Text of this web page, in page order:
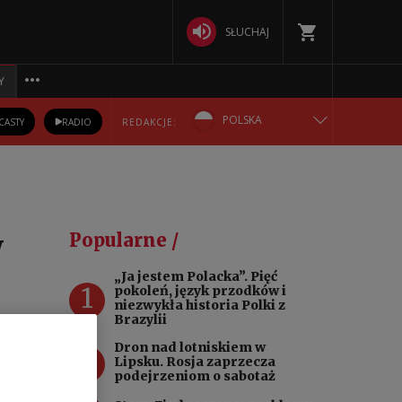
SŁUCHAJ
RADIO REDAKCJE: POLSKA
РУССКИЙ
УКРАЇНСЬКА
Popularne /
1
„Ja jestem Polacka”. Pięć
pokoleń, język przodków i
niezwykła historia Polki z
Brazylii
Dron nad lotniskiem w
Lipsku. Rosja zaprzecza
podejrzeniom o sabotaż